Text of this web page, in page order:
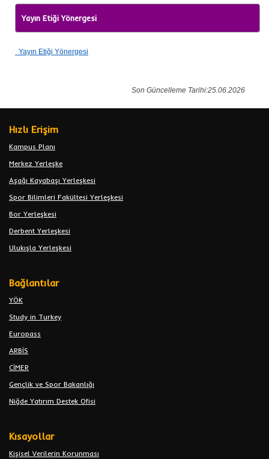
Yayın Etiği Yönergesi
Yayın Etiği Yönergesi
Son Güncelleme Tarihi:25.06.2026
Hızlı Erişim
Kampus Planı
Merkez Yerleşke
Aşağı Kayabaşı Yerleşkesi
Spor Bilimleri Fakültesi Yerleşkesi
Bor Yerleşkesi
Derbent Yerleşkesi
Ulukışla Yerleşkesi
Bağlantılar
YÖK
Study in Turkey
Europass
ARBİS
CİMER
Gençlik ve Spor Bakanlığı
Niğde Yatırım Destek Ofisi
Kısayollar
Kişisel Verilerin Korunması